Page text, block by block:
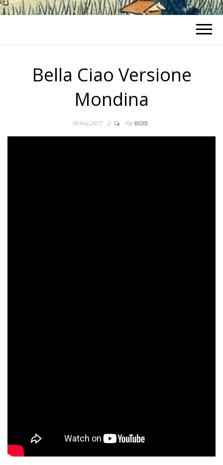
Bella Ciao Versione
Mondina
19 mai 2017 2 ParBIDIB